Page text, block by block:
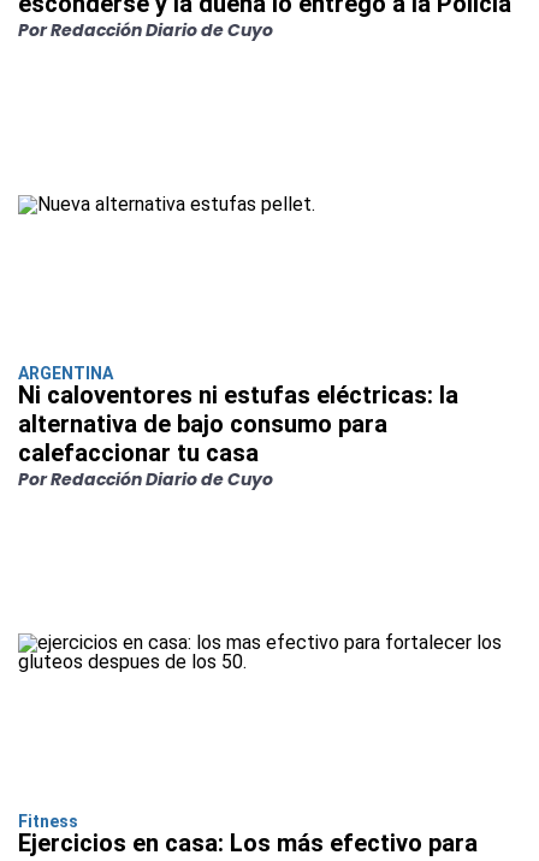
Por Redacción Diario de Cuyo
ARGENTINA
Ni caloventores ni estufas eléctricas: la
alternativa de bajo consumo para
calefaccionar tu casa
Por Redacción Diario de Cuyo
Fitness
Ejercicios en casa: Los más efectivo para